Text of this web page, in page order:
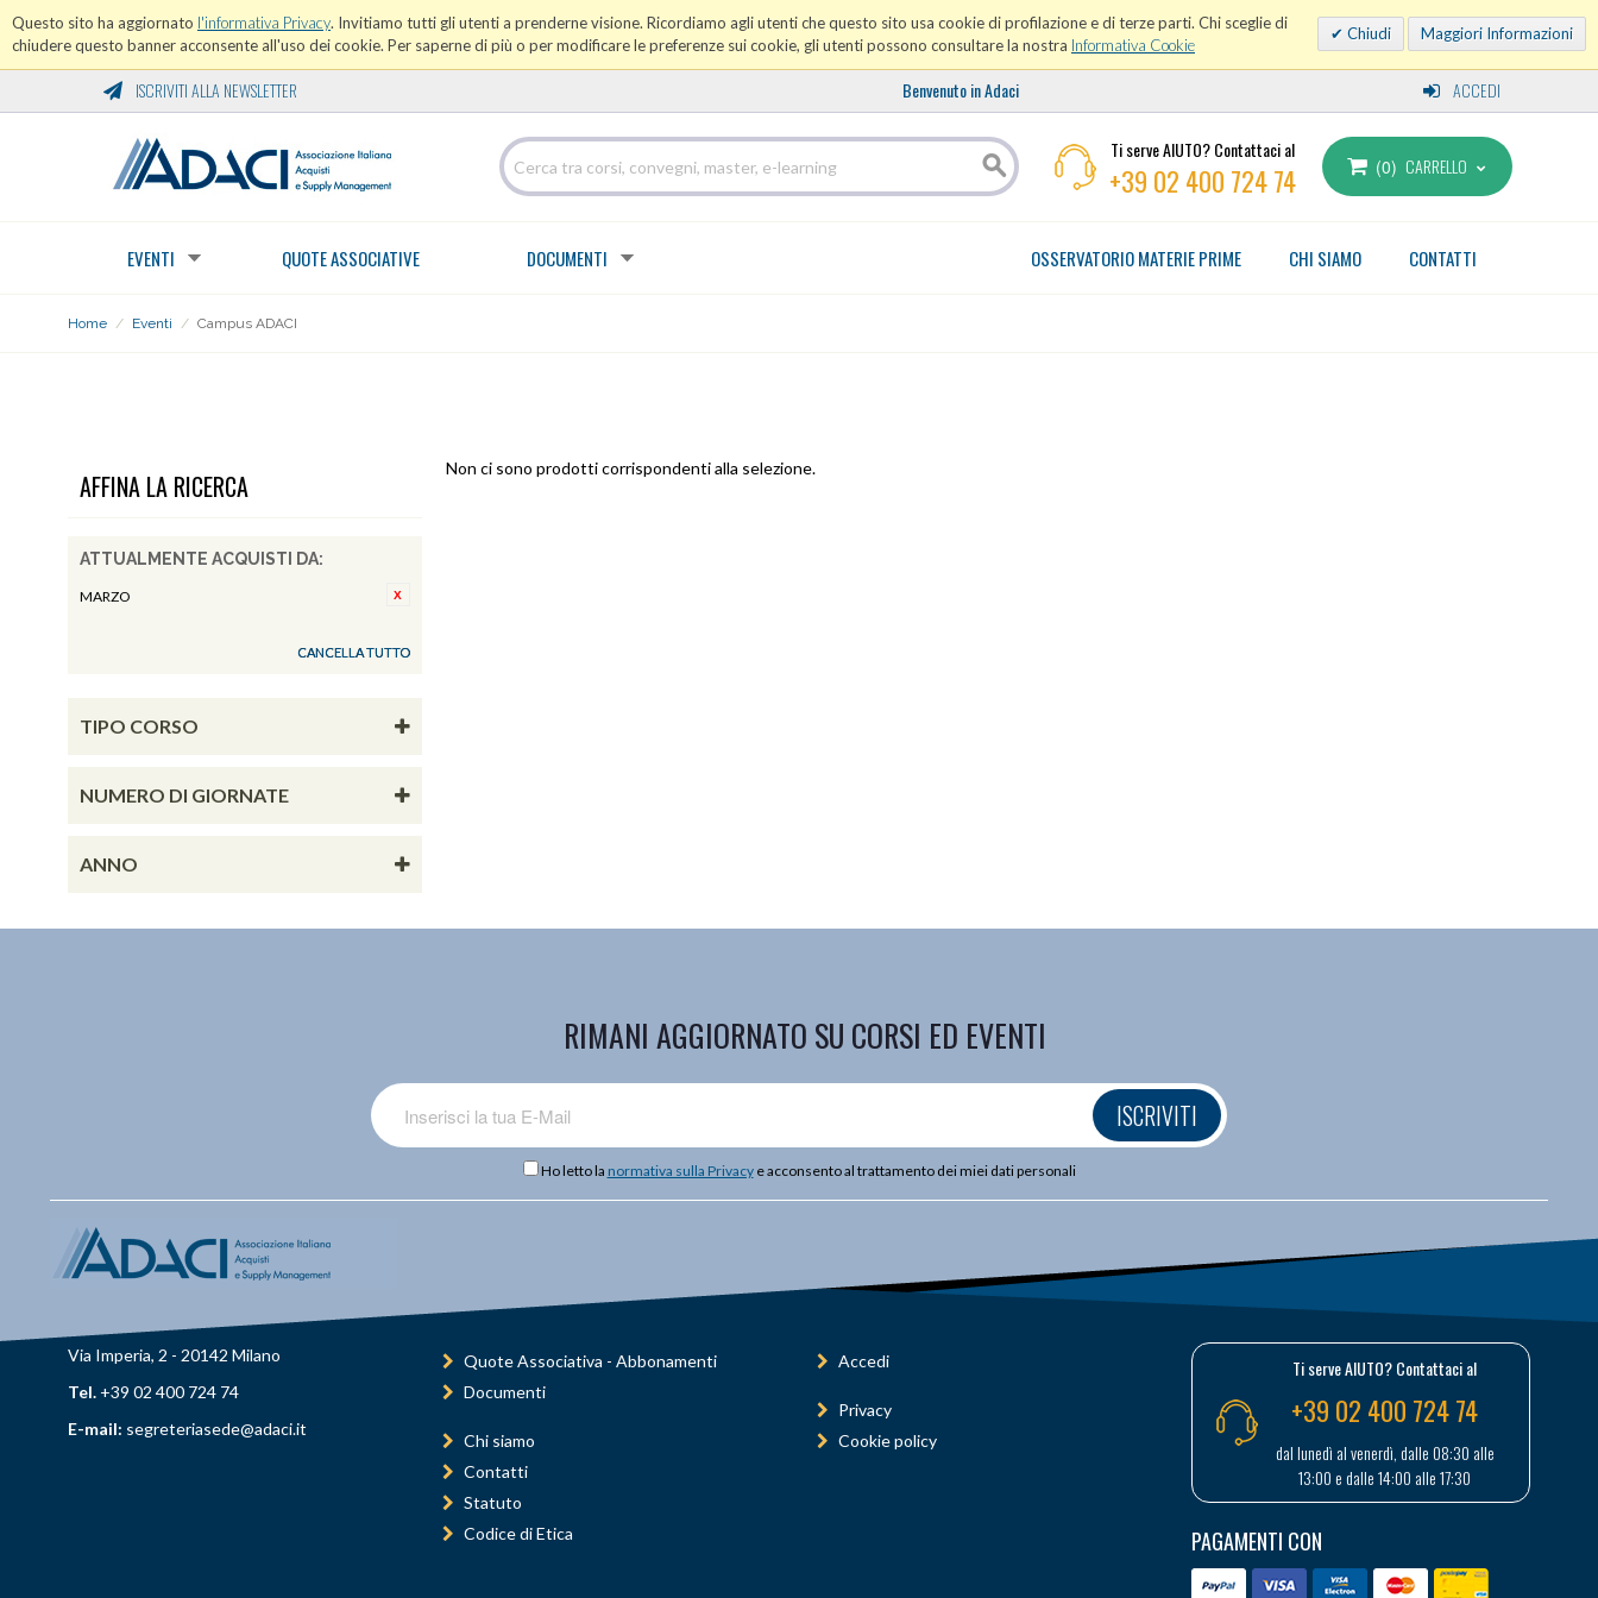
Questo sito ha aggiornato l'informativa Privacy. Invitiamo tutti gli utenti a prenderne visione. Ricordiamo agli utenti che questo sito usa cookie di profilazione e di terze parti. Chi sceglie di
chiudere questo banner acconsente all'uso dei cookie. Per saperne di più o per modificare le preferenze sui cookie, gli utenti possono consultare la nostra Informativa Cookie
Chiudi Maggiori Informazioni
ISCRIVITI ALLA NEWSLETTER Benvenuto in Adaci ACCEDI
Ti serve AIUTO? Contattaci al
+39 02 400 724 74 0 CARRELLO
EVENTI QUOTE ASSOCIATIVE DOCUMENTI CONTATTI
CHI SIAMO
OSSERVATORIO MATERIE PRIME
Home / Eventi / Campus ADACI
AFFINA LA RICERCA
ATTUALMENTE ACQUISTI DA:
MARZO
CANCELLA TUTTO
TIPO CORSO
NUMERO DI GIORNATE
ANNO
Non ci sono prodotti corrispondenti alla selezione.
RIMANI AGGIORNATO SU CORSI ED EVENTI
ISCRIVITI
Ho letto la normativa sulla Privacye acconsento al trattamento dei miei dati personali
Via Imperia, 2 - 20142 Milano
Tel. +39 02 400 724 74
E-mail: segreteriasede@adaci.it
Quote Associativa - Abbonamenti
Documenti
Chi siamo
Contatti
Statuto
Codice di Etica
Accedi
Privacy
Cookie policy
Ti serve AIUTO? Contattaci al
+39 02 400 724 74
dal lunedì al venerdì, dalle 08:30 alle
13:00 e dalle 14:00 alle 17:30
PAGAMENTI CON